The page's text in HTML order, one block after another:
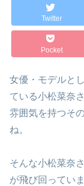
Twitter
Pocket
女優・モデルと
ている小松菜奈
雰囲気を持つそ
ね。
そんな小松菜奈
が飛び回っていま